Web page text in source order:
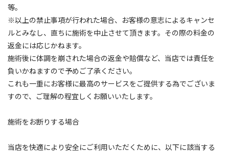
等。
※以上の禁止事項が行われた場合、お客様の意志によるキャンセ
ルとみなし、直ちに施術を中止させて頂きます。その際の料金の
返金には応じかねます。
施術後に体調を崩された場合の返金や賠償など、当店では責任を
負いかねますので予めご了承ください。
これも一重にお客様に最高のサービスをご提供する為でございま
すので、ご理解の程宜しくお願いいたします。
施術をお断りする場合
当店を快適により安全にご利用いただくために、以下に該当する